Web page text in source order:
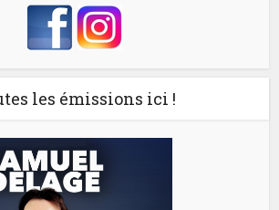
les émissions ici !